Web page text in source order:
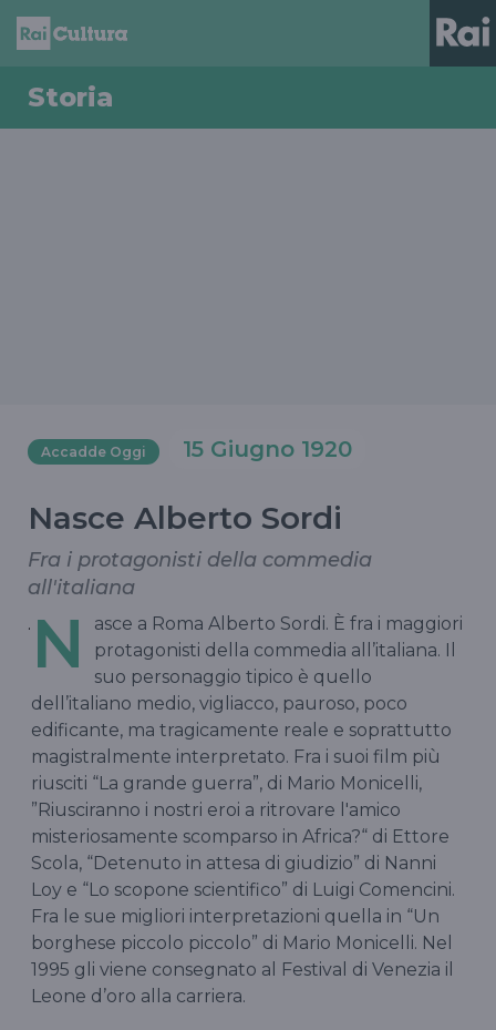
Storia
Accadde Oggi 15 Giugno 1920
Nasce Alberto Sordi
Fra i protagonisti della commedia
all'italiana
. N
asce a Roma Alberto Sordi. È fra i maggiori
protagonisti della commedia all’italiana. Il
suo personaggio tipico è quello
dell’italiano medio, vigliacco, pauroso, poco
edificante, ma tragicamente reale e soprattutto
magistralmente interpretato. Fra i suoi film più
riusciti “La grande guerra”, di Mario Monicelli,
”Riusciranno i nostri eroi a ritrovare l'amico
misteriosamente scomparso in Africa?“ di Ettore
Scola, “Detenuto in attesa di giudizio” di Nanni
Loy e “Lo scopone scientifico” di Luigi Comencini.
Fra le sue migliori interpretazioni quella in “Un
borghese piccolo piccolo” di Mario Monicelli. Nel
1995 gli viene consegnato al Festival di Venezia il
Leone d’oro alla carriera.